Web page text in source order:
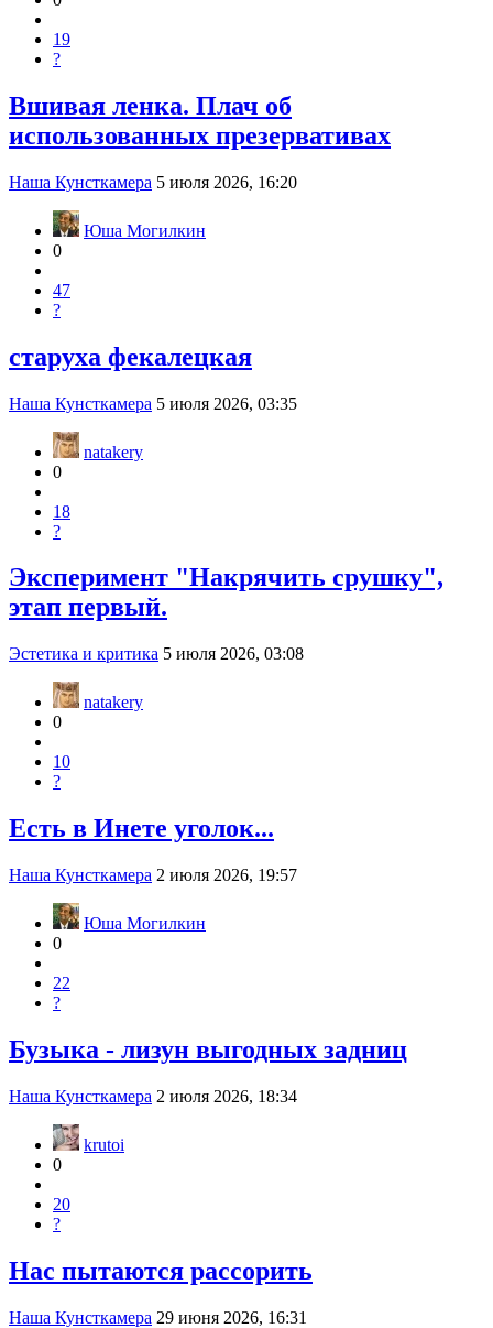
19
?
Вшивая ленка. Плач об
использованных презервативах
Наша Кунсткамера 5 июля 2026, 16:20
Юша Могилкин
0
47
?
старуха фекалецкая
Наша Кунсткамера 5 июля 2026, 03:35
natakery
0
18
?
Эксперимент "Накрячить срушку",
этап первый.
Эстетика и критика 5 июля 2026, 03:08
natakery
0
10
?
Есть в Инете уголок...
Наша Кунсткамера 2 июля 2026, 19:57
Юша Могилкин
0
22
?
Бузыка - лизун выгодных задниц
Наша Кунсткамера 2 июля 2026, 18:34
krutoi
0
20
?
Нас пытаются рассорить
Наша Кунсткамера 29 июня 2026, 16:31